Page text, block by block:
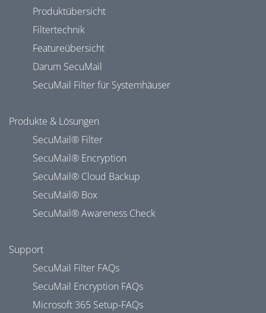
Produktübersicht
Filtertechnik
Featureübersicht
Darum SecuMail
SecuMail Filter für Systemhäuser
Produkte & Lösungen
SecuMail® Filter
SecuMail® Encryption
SecuMail® Cloud Backup
SecuMail® Box
SecuMail® Awareness Check
Support
SecuMail Filter FAQs
SecuMail Encryption FAQs
Microsoft 365 Setup-FAQs